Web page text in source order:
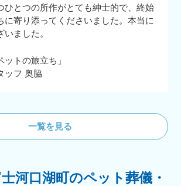
ひとつの所作がとても紳士的で、終始
に寄り添ってくださいました。本当に
ました。
トの旅立ち」
ッフ 奥脇
一覧を見る
河口湖町のペット葬儀・